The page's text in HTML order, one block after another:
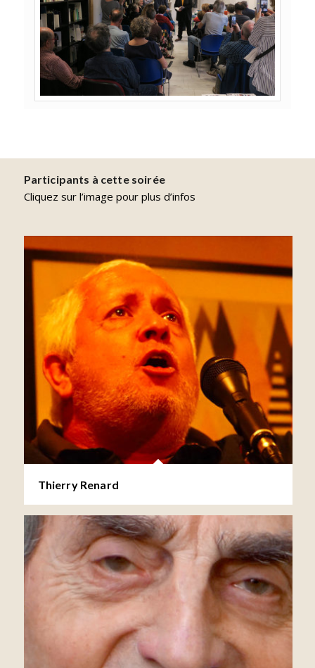
Participants à cette soirée
Cliquez sur l’image pour plus d’infos
Thierry Renard